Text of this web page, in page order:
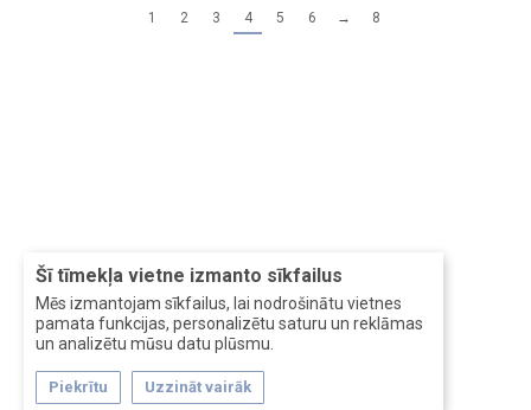
Šī tīmekļa vietne izmanto sīkfailus
Mēs izmantojam sīkfailus, lai nodrošinātu vietnes
pamata funkcijas, personalizētu saturu un reklāmas
un analizētu mūsu datu plūsmu.
Piekrītu Uzzināt vairāk
1 2 3 4 5 6 → 8